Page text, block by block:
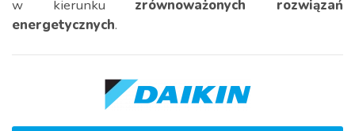
w kierunku zrównoważonych rozwiązań
energetycznych.